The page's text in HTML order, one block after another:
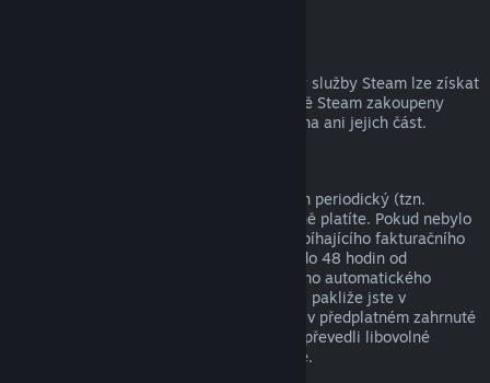
Peníze utracené za prostředky peněženky služby Steam lze získat
zpět, pokud byly tyto prostředky ve službě Steam zakoupeny
nejdéle před čtrnácti dny a nebyla utracena ani jejich část.
K některému obsahu a službám je nabízen periodický (tzn.
měsíční, roční) přístup, za který opakovaně platíte. Pokud nebylo
periodické předplatné použito během probíhajícího fakturačního
období, můžete o vrácení peněz zažádat do 48 hodin od
zakoupení nebo do 48 hodin od libovolného automatického
obnovení. Obsah je považován za použitý, pakliže jste v
probíhajícím fakturačním období hráli hry v předplatném zahrnuté
nebo jste využili, spotřebovali, upravili či převedli libovolné
výhody nebo slevy s předplatným spojené.